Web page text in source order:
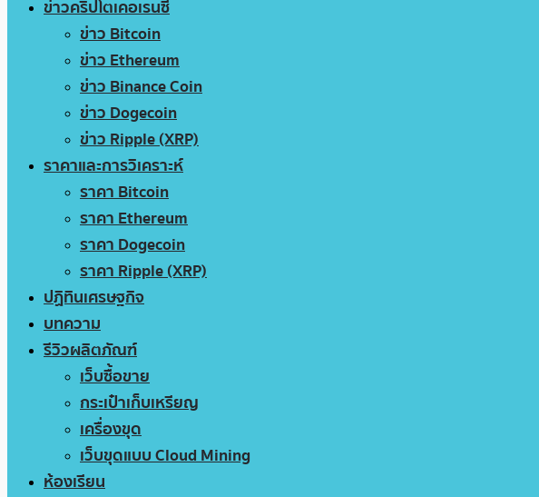
ข่าวคริปโตเคอเรนซี่
ข่าว Bitcoin
ข่าว Ethereum
ข่าว Binance Coin
ข่าว Dogecoin
ข่าว Ripple (XRP)
ราคาและการวิเคราะห์
ราคา Bitcoin
ราคา Ethereum
ราคา Dogecoin
ราคา Ripple (XRP)
ปฏิทินเศรษฐกิจ
บทความ
รีวิวผลิตภัณฑ์
เว็บซื้อขาย
กระเป๋าเก็บเหรียญ
เครื่องขุด
เว็บขุดแบบ Cloud Mining
ห้องเรียน